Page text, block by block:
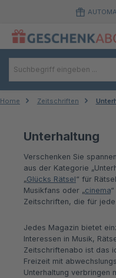
Zum Hauptinhalt springen
Home Zeitschriften
Unterhaltung
Verschenken Sie
aus der Kategorie
„Glücks Rätsel“ für
Musikfans oder „cinema
Zeitschriften, die für
Jedes Magazin bietet
Interessen in Musik,
Zeitschriftenabo ist das
Freizeit mit
Unterhaltung verbringen